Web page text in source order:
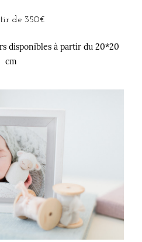
de 350€
disponibles à partir du 20*20
cm